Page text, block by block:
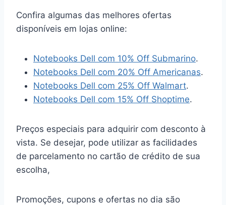
Confira algumas das melhores ofertas
disponíveis em lojas online:
Notebooks Dell com 10% Off Submarino.
Notebooks Dell com 20% Off Americanas.
Notebooks Dell com 25% Off Walmart.
Notebooks Dell com 15% Off Shoptime.
Preços especiais para adquirir com desconto à
vista. Se desejar, pode utilizar as facilidades
de parcelamento no cartão de crédito de sua
escolha,
Promoções, cupons e ofertas no dia são